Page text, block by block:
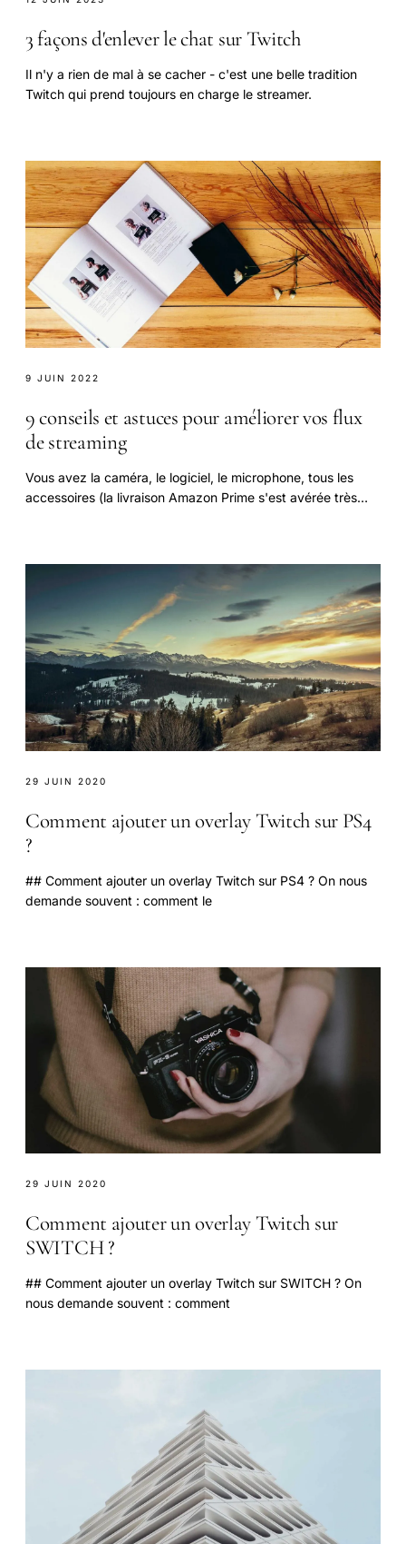
3 façons d'enlever le chat sur Twitch
Il n'y a rien de mal à se cacher - c'est une belle tradition
Twitch qui prend toujours en charge le streamer.
9 JUIN 2022
9 conseils et astuces pour améliorer vos flux
de streaming
Vous avez la caméra, le logiciel, le microphone, tous les
accessoires (la livraison Amazon Prime s'est avérée très
29 JUIN 2020
Comment ajouter un overlay Twitch sur PS4
?
## Comment ajouter un overlay Twitch sur PS4 ? On nous
demande souvent : comment le
29 JUIN 2020
Comment ajouter un overlay Twitch sur
SWITCH ?
## Comment ajouter un overlay Twitch sur SWITCH ? On
nous demande souvent : comment